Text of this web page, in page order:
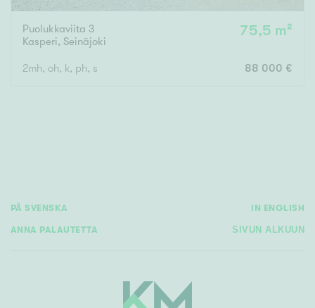
Uudiskohteet
Vain uudiskohteet Ei uudiskohteita
Puolukkaviita 3
Kasperi, Seinäjoki
75,5 m²
2mh, oh, k, ph, s 88 000 €
PÅ SVENSKA IN ENGLISH
ANNA PALAUTETTA SIVUN ALKUUN